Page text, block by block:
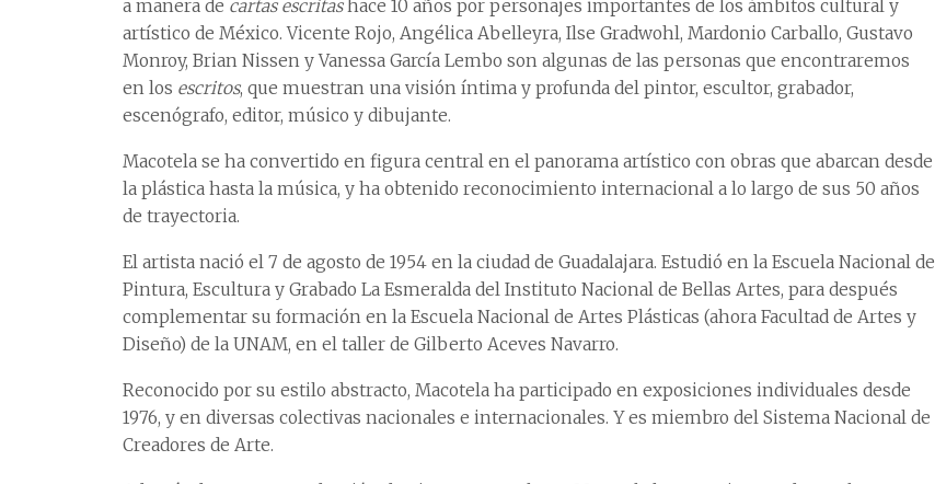
a manera de cartas escritashace 10 años por personajes importantes de los ámbitos cultural y
artístico de México. Vicente Rojo, Angélica Abelleyra, Ilse Gradwohl, Mardonio Carballo, Gustavo
Monroy, Brian Nissen y Vanessa García Lembo son algunas de las personas que encontraremos
en los escritos, que muestran una visión íntima y profunda del pintor, escultor, grabador,
escenógrafo, editor, músico y dibujante.
Macotela se ha convertido en figura central en el panorama artístico con obras que abarcan desde
la plástica hasta la música, y ha obtenido reconocimiento internacional a lo largo de sus 50 años
de trayectoria.
El artista nació el 7 de agosto de 1954 en la ciudad de Guadalajara. Estudió en la Escuela Nacional de
Pintura, Escultura y Grabado La Esmeralda del Instituto Nacional de Bellas Artes, para después
complementar su formación en la Escuela Nacional de Artes Plásticas (ahora Facultad de Artes y
Diseño) de la UNAM, en el taller de Gilberto Aceves Navarro.
Reconocido por su estilo abstracto, Macotela ha participado en exposiciones individuales desde
1976, y en diversas colectivas nacionales e internacionales. Y es miembro del Sistema Nacional de
Creadores de Arte.